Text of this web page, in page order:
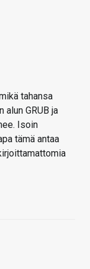
tahansa
GRUB ja
Isoin
tämä antaa